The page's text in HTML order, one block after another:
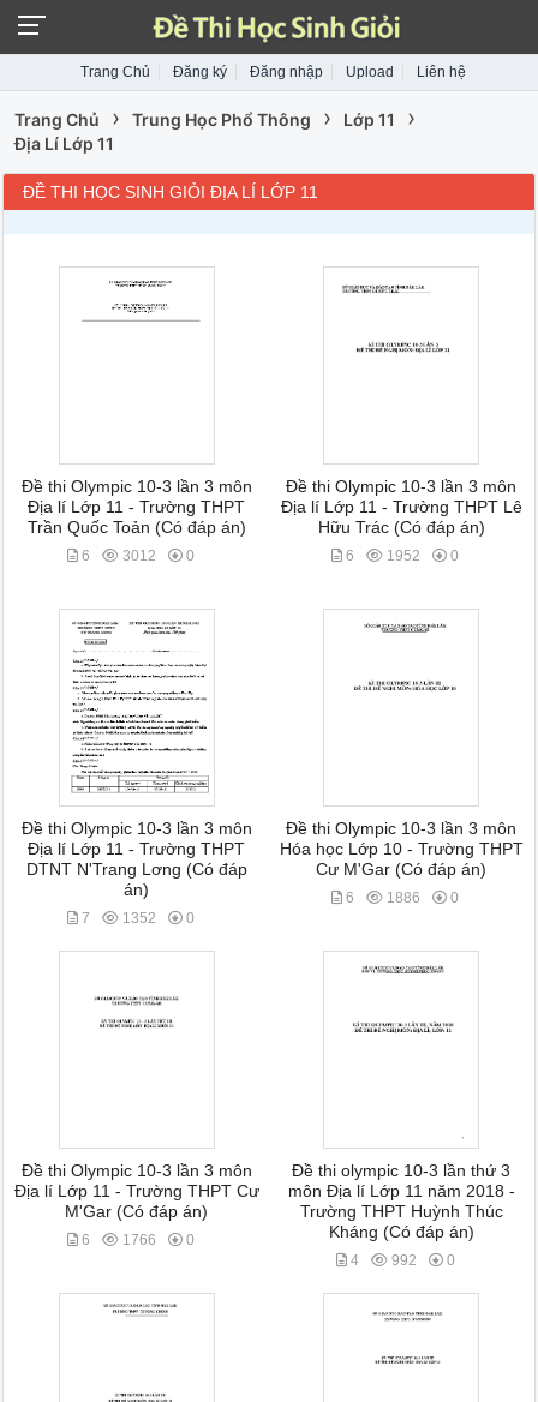
Trang Chủ Đăng ký Đăng nhập Upload Liên hệ
Trang Chủ › Trung Học Phổ Thông › Lớp 11 ›
Địa Lí Lớp 11
ĐỀ THI HỌC SINH GIỎI ĐỊA LÍ LỚP 11
Đề thi Olympic 10-3 lần 3 môn
Địa lí Lớp 11 - Trường THPT
Trần Quốc Toản (Có đáp án)
6 3012 0
Đề thi Olympic 10-3 lần 3 môn
Địa lí Lớp 11 - Trường THPT Lê
Hữu Trác (Có đáp án)
6 1952 0
Đề thi Olympic 10-3 lần 3 môn
Địa lí Lớp 11 - Trường THPT
DTNT N'Trang Lơng (Có đáp
án)
7 1352 0
Đề thi Olympic 10-3 lần 3 môn
Hóa học Lớp 10 - Trường THPT
Cư M'Gar (Có đáp án)
6 1886 0
Đề thi Olympic 10-3 lần 3 môn
Địa lí Lớp 11 - Trường THPT Cư
M'Gar (Có đáp án)
6 1766 0
Đề thi olympic 10-3 lần thứ 3
môn Địa lí Lớp 11 năm 2018 -
Trường THPT Huỳnh Thúc
Kháng (Có đáp án)
4 992 0